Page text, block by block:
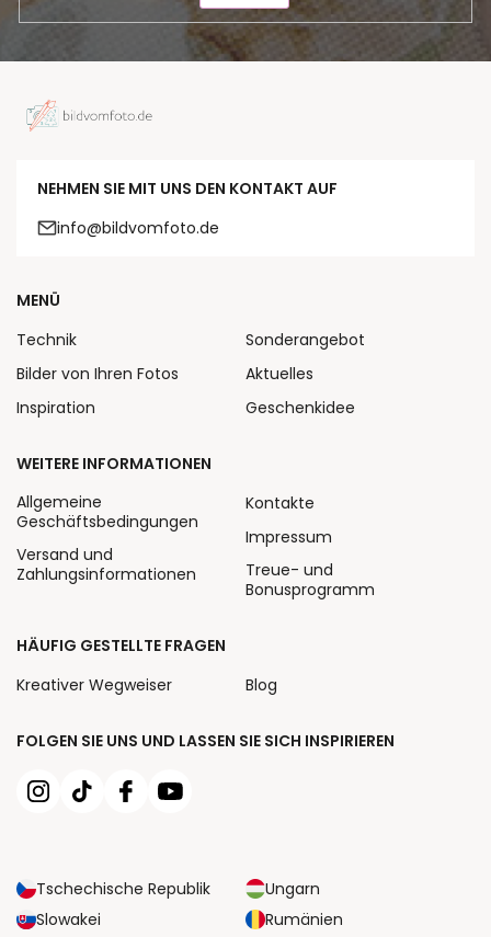
NEHMEN SIE MIT UNS DEN KONTAKT AUF
info@bildvomfoto.de
FOLGEN SIE UNS UND LASSEN SIE SICH INSPIRIEREN
Tschechische Republik
Ungarn
Slowakei
Rumänien
MENÜ
Technik
Bilder von Ihren Fotos
Inspiration
Sonderangebot
Aktuelles
Geschenkidee
WEITERE INFORMATIONEN
Allgemeine
Geschäftsbedingungen
Versand und
Zahlungsinformationen
Kontakte
Impressum
Treue- und
Bonusprogramm
HÄUFIG GESTELLTE FRAGEN
Kreativer Wegweiser
Blog